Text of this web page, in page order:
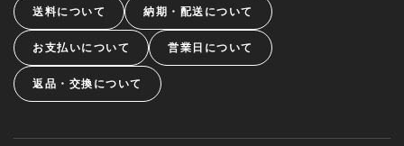
送料について 納期・配送について
お支払いについて 営業日について
返品・交換について